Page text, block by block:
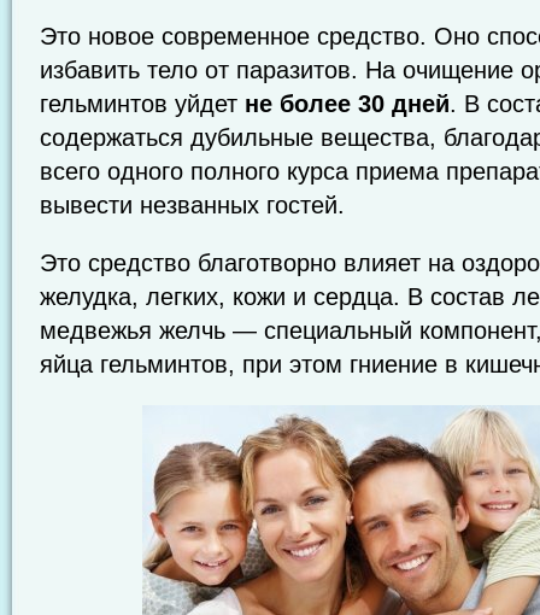
Это новое современное средство. Оно
избавить тело от паразитов. На очищение
гельминтов уйдет не более 30 дней. В
содержаться дубильные вещества,
всего одного полного курса приема
вывести незванных гостей.
Это средство благотворно влияет на
желудка, легких, кожи и сердца. В состав
медвежья желчь — специальный
яйца гельминтов, при этом гниение в